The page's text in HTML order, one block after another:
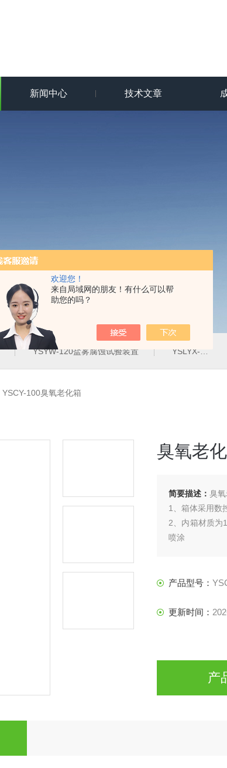
欢迎您！
来自局域网的朋友！有什么可以帮
助您的吗？
新闻中心 技术文章
YSYW-120盐雾腐蚀试验装置 YSLYX-010防水试验设备
YSCY-100臭氧老化箱
臭氧老
简要描述： 臭
1、箱体采用数
2、内箱材质为
喷涂
5、采用进口臭
7、调速器：法
产品型号：
更新时间：
产